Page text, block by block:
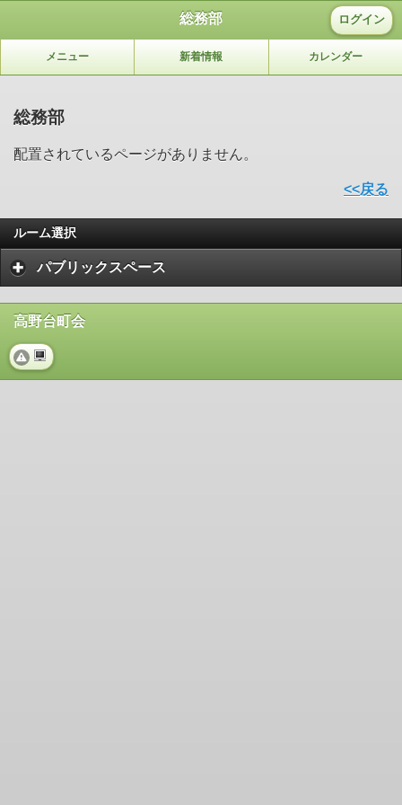
総務部 ログイン
メニュー 新着情報 カレンダー
総務部
配置されているページがありません。
<<戻る
ルーム選択
パブリックスペース
高野台町会